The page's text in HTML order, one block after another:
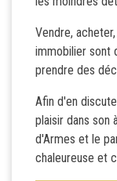
Vendre,
immobilier sont
prendre des
Afin d'en
plaisir dans son
d'Armes et le
chaleureuse et